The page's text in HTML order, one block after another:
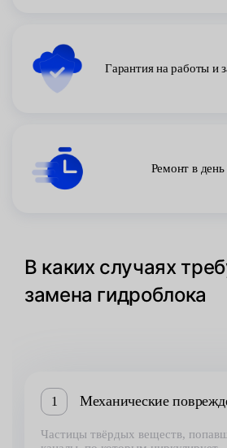
Гарантия на работы и
Ремонт в
В каких случаях
замена гидроблока
1 Механические
Частицы твёрдых веществ,